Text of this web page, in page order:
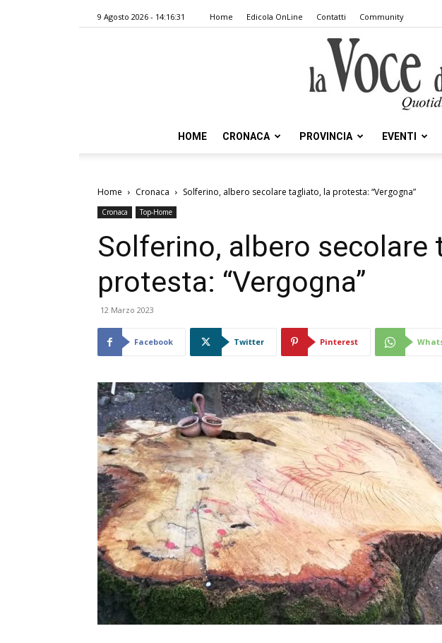
9 Agosto 2026 - 14:16:31 Home Edicola OnLine Contatti Community
HOME CRONACA PROVINCIA EVENTI
Home Cronaca Solferino, albero secolare tagliato, la protesta: “Vergogna”
Cronaca Top-Home
Solferino, albero secolare
protesta: “Vergogna”
12 Marzo 2023
Facebook Twitter Pinterest